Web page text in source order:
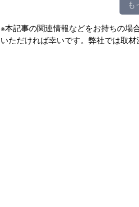
も
※本記事の関連情報などをお持ちの場
いただければ幸いです。弊社では取材